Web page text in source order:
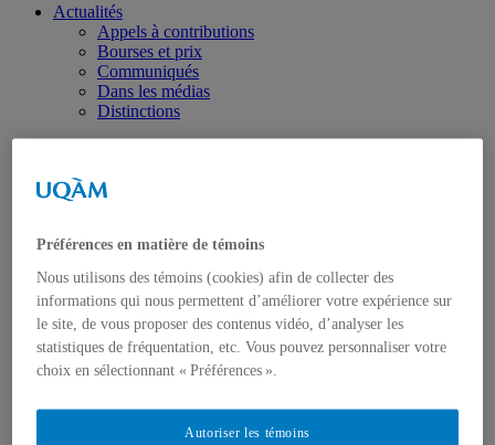
Actualités
Appels à contributions
Bourses et prix
Communiqués
Dans les médias
Distinctions
Activités
Événements à venir
Archives et bilans
Colloque international CRISES
Perspectives et dialogue
Vidéos et baladodiffusions
Préférences en matière de témoins
Nous utilisons des témoins (cookies) afin de collecter des
informations qui nous permettent d’améliorer votre expérience sur
le site, de vous proposer des contenus vidéo, d’analyser les
statistiques de fréquentation, etc. Vous pouvez personnaliser votre
choix en sélectionnant « Préférences ».
Autoriser les témoins